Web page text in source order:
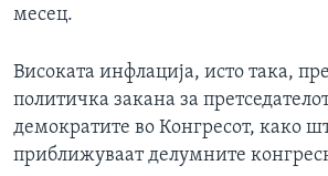
месец.
Високата инфлација, исто така,
политичка закана за
демократите во Конгресот, како
приближуваат делумните